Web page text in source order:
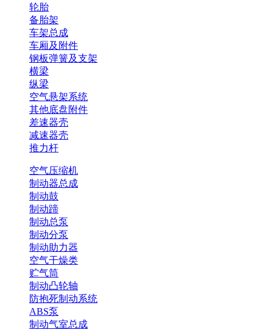
轮胎
备胎架
车架总成
车厢及附件
钢板弹簧及支架
横梁
纵梁
空气悬架系统
其他底盘附件
差速器壳
减速器壳
推力杆
空气压缩机
制动器总成
制动鼓
制动蹄
制动总泵
制动分泵
制动助力器
空气干燥类
贮气筒
制动凸轮轴
防抱死制动系统
ABS泵
制动气室总成